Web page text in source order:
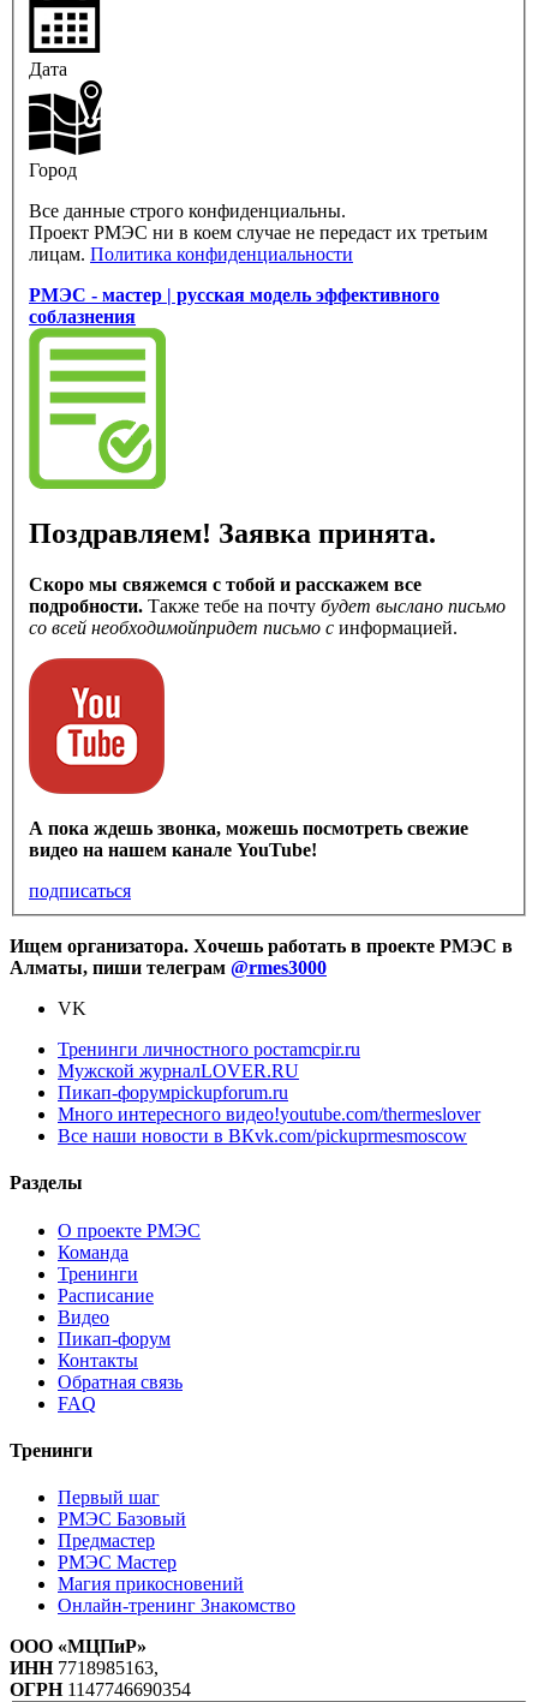
Дата
Город
Все данные строго конфиденциальны.
Проект РМЭС ни в коем случае не передаст их третьим
лицам. Политика конфиденциальности
РМЭС - мастер | русская модель эффективного
соблазнения
Поздравляем! Заявка принята.
Скоро мы свяжемся с тобой и расскажем все
подробности. Также тебе на почту будет выслано письмо
со всей необходимойпридет письмо с информацией.
А пока ждешь звонка, можешь посмотреть свежие
видео на нашем канале YouTube!
подписаться
Ищем организатора. Хочешь работать в проекте РМЭС в
Алматы, пиши телеграм @rmes3000
VK
Тренинги личностного ростаmcpir.ru
Мужской журналLOVER.RU
Пикап-форумpickupforum.ru
Много интересного видео!youtube.com/thermeslover
Все наши новости в ВКvk.com/pickuprmesmoscow
Разделы
О проекте РМЭС
Команда
Тренинги
Расписание
Видео
Пикап-форум
Контакты
Обратная связь
FAQ
Тренинги
Первый шаг
РМЭС Базовый
Предмастер
РМЭС Мастер
Магия прикосновений
Онлайн-тренинг Знакомство
ООО «МЦПиР»
ИНН7718985163,
ОГРН1147746690354